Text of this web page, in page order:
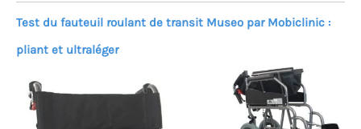
Test du fauteuil roulant de transit Museo par Mobiclinic :
pliant et ultraléger